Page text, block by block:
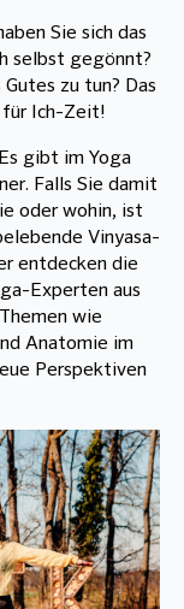
Sie sich das
selbst gegönnt?
zu tun? Das
für Ich-Zeit!
Es gibt im Yoga
Falls Sie damit
oder wohin, ist
Vinyasa-
entdecken die
Experten aus
wie
Anatomie im
Perspektiven